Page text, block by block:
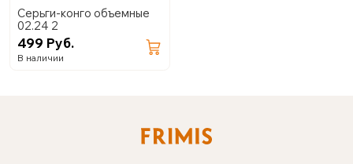
Серьги-конго объемные
02.24 2
499 Руб.
В наличии